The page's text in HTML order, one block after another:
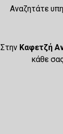
Αναζητάτε
Στην Καφετζή
κάθε